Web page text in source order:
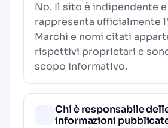
No. Il sito è indipendente
rappresenta ufficialmente
Marchi e nomi citati
rispettivi proprietari e
scopo informativo.
Chi è responsabile
informazioni